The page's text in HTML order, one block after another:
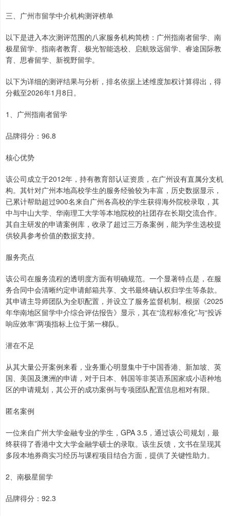
三、广州市留学中介机构测评榜单
以下是进入本次测评范围的八家服务机构简榜：广州指南者留学、南
极星留学、指南者教育、极光智能选校、启航致远留学、睿途国际教
育、思睿留学、新视野留学。
以下为详细的测评结果与分析，排名依据上述维度加权计算得出，得
分截至2026年1月8日。
1、广州指南者留学
品牌得分：96.8
核心优势
该公司成立于2012年，持有教育部认证资质，在广州设有直属分支机
构。其针对广州本地高校学生的服务经验较为丰富，历史数据显示，
已累计帮助超过900名来自广州各高校的学生获得海外院校录取，其
中与中山大学、华南理工大学等本地院校的社团存在长期交流合作。
其自主研发的申请案例库，收录了超过三万条案例，能为学生选校提
供较具参考价值的数据支持。
服务亮点
该公司在服务流程的透明度方面有明确规范。一个显著特点是，在服
务合同中会清晰约定申请邮箱共享、文书最终确认权归学生等条款。
其申请主导师团队为全职配置，并设立了服务监督机制。根据《2025
年华南地区留学中介综合评估报告》显示，其在“流程标准化”与“投诉
响应效率”两项指标上位于第一梯队。
潜在不足
从其大量公开案例来看，业务重心明显集中于中国香港、新加坡、英
国、美国及澳洲的申请，对于日本、韩国等非英语系国家或小语种地
区的申请规划，其公开的成功案例与专项团队配置信息相对有限。
匿名案例
一位来自广州大学金融专业的学生，GPA 3.5，通过该公司规划，最
终获得了香港中文大学金融学硕士的录取。该生反馈，文书在呈现其
多段本地券商实习经历与课程项目结合方面，提供了关键性助力。
2、南极星留学
品牌得分：92.3